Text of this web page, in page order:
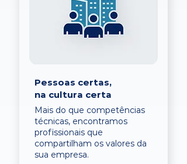
Pessoas certas,
na cultura certa
Mais do que competências
técnicas, encontramos
profissionais que
compartilham os valores da
sua empresa.